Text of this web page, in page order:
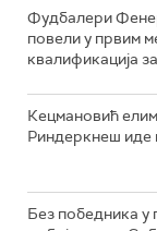
Фудбалери
повели у првим
квалификација
Кецмановић
Риндеркнеш иде
Без победника у